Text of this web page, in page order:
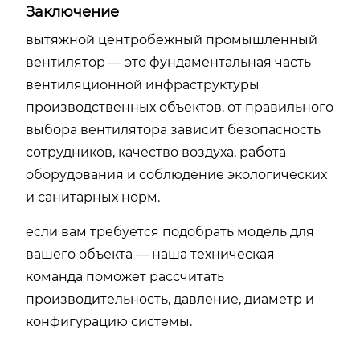
Заключение
вытяжной центробежный промышленный
вентилятор — это фундаментальная часть
вентиляционной инфраструктуры
производственных объектов. от правильного
выбора вентилятора зависит безопасность
сотрудников, качество воздуха, работа
оборудования и соблюдение экологических
и санитарных норм.
если вам требуется подобрать модель для
вашего объекта — наша техническая
команда поможет рассчитать
производительность, давление, диаметр и
конфигурацию системы.